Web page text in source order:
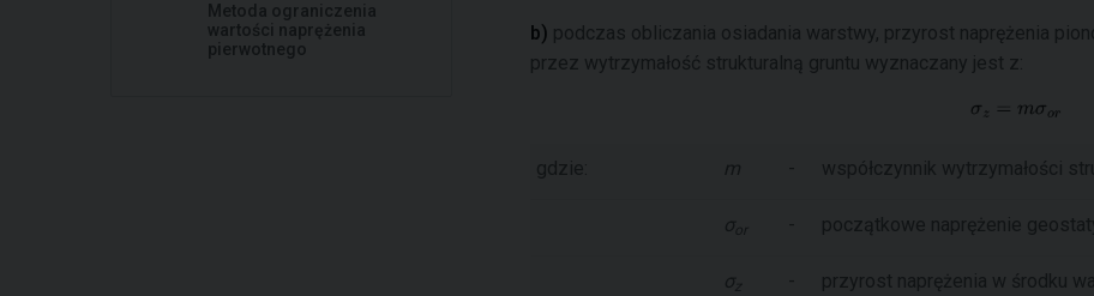
Metoda ograniczenia
wartości naprężenia
pierwotnego
b) podczas obliczania osiadania warstwy, przyrost naprężenia
przez wytrzymałość strukturalną gruntu wyznaczany jest z:
gdzie: m - współczynnik wytrzymałości
σ or - początkowe naprężenie
σz - przyrost naprężenia w środku